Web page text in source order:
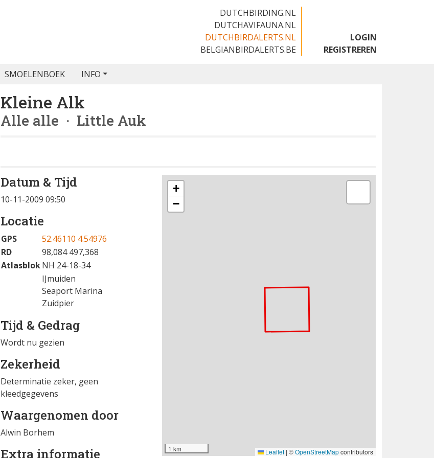
DUTCHBIRDING.NL
DUTCHAVIFAUNA.NL
DUTCHBIRDALERTS.NL
BELGIANBIRDALERTS.BE
LOGIN
REGISTREREN
SMOELENBOEK INFO
Kleine Alk
Alle alle · Little Auk
Datum & Tijd
10-11-2009 09:50
Locatie
GPS
52.46110 4.54976
RD
98,084 497,368
AtlasblokNH 24-18-34
IJmuiden
Seaport Marina
Zuidpier
Tijd & Gedrag
Wordt nu gezien
Zekerheid
Determinatie zeker, geen
kleedgegevens
Waargenomen door
Alwin Borhem
Extra informatie
+
−
1 km Leaflet | ©OpenStreetMapcontributors